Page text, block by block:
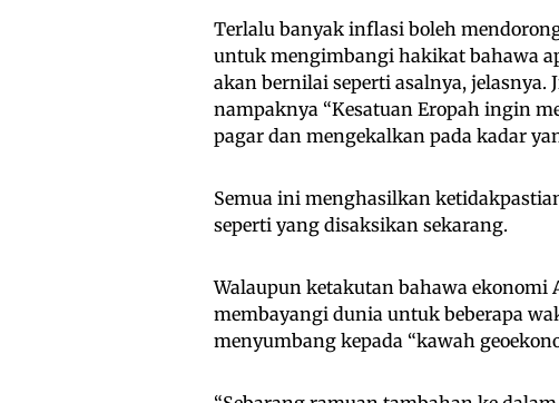
Terlalu banyak inflasi boleh
untuk mengimbangi hakikat bahawa
akan bernilai seperti asalnya, jelasnya.
nampaknya “Kesatuan Eropah ingin
pagar dan mengekalkan pada kadar
Semua ini menghasilkan
seperti yang disaksikan sekarang.
Walaupun ketakutan bahawa ekonomi
membayangi dunia untuk beberapa
menyumbang kepada “kawah